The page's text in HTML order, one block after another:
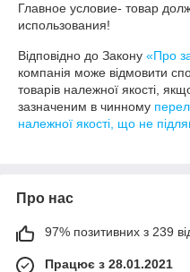
Главное условие- товар
использования!
Відповідно до Закону «Про
компанія може відмовити
товарів належної якості,
зазначеним в чинному
належної якості, що не
Про нас
97% позитивних з 239
Працює з 28.01.2021